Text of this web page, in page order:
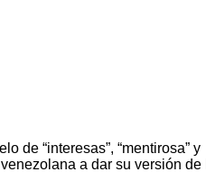
de “interesas”, “mentirosa” y
a dar su versión de